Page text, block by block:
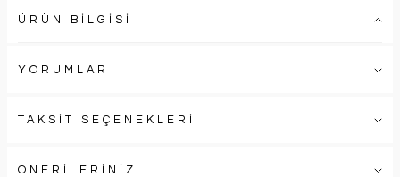
ÜRÜN BİLGİSİ
YORUMLAR
TAKSİT SEÇENEKLERİ
ÖNERİLERİNİZ